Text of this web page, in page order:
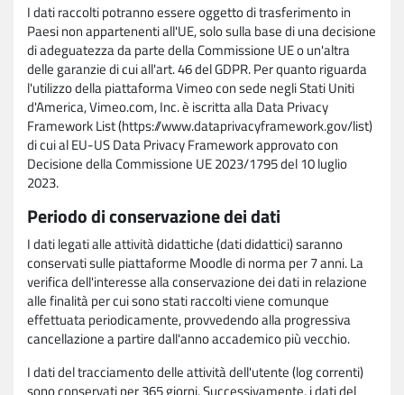
I dati raccolti potranno essere oggetto di trasferimento in
Paesi non appartenenti all'UE, solo sulla base di una decisione
di adeguatezza da parte della Commissione UE o un'altra
delle garanzie di cui all'art. 46 del GDPR. Per quanto riguarda
l'utilizzo della piattaforma Vimeo con sede negli Stati Uniti
d'America, Vimeo.com, Inc. è iscritta alla Data Privacy
Framework List (https://www.dataprivacyframework.gov/list)
di cui al EU-US Data Privacy Framework approvato con
Decisione della Commissione UE 2023/1795 del 10 luglio
2023.
Periodo di conservazione dei dati
I dati legati alle attività didattiche (dati didattici) saranno
conservati sulle piattaforme Moodle di norma per 7 anni. La
verifica dell'interesse alla conservazione dei dati in relazione
alle finalità per cui sono stati raccolti viene comunque
effettuata periodicamente, provvedendo alla progressiva
cancellazione a partire dall'anno accademico più vecchio.
I dati del tracciamento delle attività dell'utente (log correnti)
sono conservati per 365 giorni. Successivamente, i dati del